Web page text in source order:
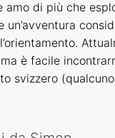
amo di più che
un’avventura
è facile
svizzero